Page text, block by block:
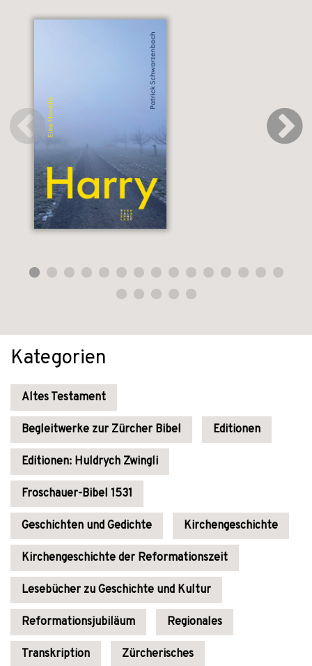
Kategorien
Altes Testament
Begleitwerke zur Zürcher Bibel Editionen
Editionen: Huldrych Zwingli
Froschauer-Bibel 1531
Geschichten und Gedichte Kirchengeschichte
Kirchengeschichte der Reformationszeit
Lesebücher zu Geschichte und Kultur
Reformationsjubiläum Regionales
Transkription Zürcherisches